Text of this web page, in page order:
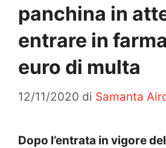
panchina in
entrare in
euro di multa
12/11/2020 di Samanta
Dopo l’entrata in vigore